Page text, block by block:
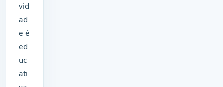
vid
ad
e é
ed
uc
ati